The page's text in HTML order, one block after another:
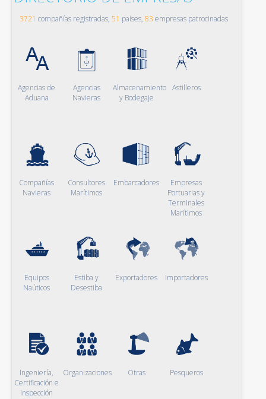
3721 compañías registradas, 51 países, 83 empresas patrocinadas
Agencias de
Aduana
Agencias
Navieras
Almacenamiento
y Bodegaje
Astilleros
Compañías
Navieras
Consultores
Marítimos
Embarcadores
Empresas
Portuarias y
Terminales
Marítimos
Equipos
Naúticos
Estiba y
Desestiba
Exportadores Importadores
Ingeniería,
Certificación e
Inspección
Organizaciones Otras Pesqueros